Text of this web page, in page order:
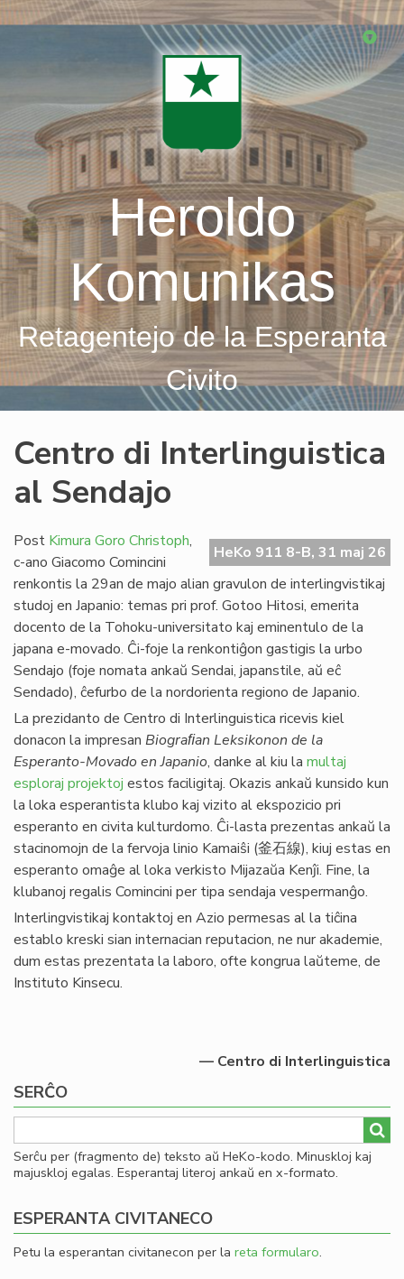
Skip
Heroldo
Komunikas
Retagentejo de la Esperanta
Civito
Centro di Interlinguistica
al Sendajo
HeKo 911 8-B, 31 maj 26
Post Kimura Goro Christoph,
c-ano Giacomo Comincini
renkontis la 29an de majo alian gravulon de interlingvistikaj
studoj en Japanio: temas pri prof. Gotoo Hitosi, emerita
docento de la Tohoku-universitato kaj eminentulo de la
japana e-movado. Ĉi-foje la renkontiĝon gastigis la urbo
Sendajo (foje nomata ankaŭ Sendai, japanstile, aŭ eĉ
Sendado), ĉefurbo de la nordorienta regiono de Japanio.
La prezidanto de Centro di Interlinguistica ricevis kiel
donacon la impresan Biograﬁan Leksikonon de la
Esperanto-Movado en Japanio, danke al kiu la multaj
esploraj projektoj estos faciligitaj. Okazis ankaŭ kunsido kun
la loka esperantista klubo kaj vizito al ekspozicio pri
esperanto en civita kulturdomo. Ĉi-lasta prezentas ankaŭ la
stacinomojn de la fervoja linio Kamaiŝi (釜石線), kiuj estas en
esperanto omaĝe al loka verkisto Mijazaŭa Kenĵi. Fine, la
klubanoj regalis Comincini per tipa sendaja vespermanĝo.
Interlingvistikaj kontaktoj en Azio permesas al la tiĉina
establo kreski sian internacian reputacion, ne nur akademie,
dum estas prezentata la laboro, ofte kongrua laŭteme, de
Instituto Kinsecu.
— Centro di Interlinguistica
SERĈO
Serĉu per (fragmento de) teksto aŭ HeKo-kodo. Minuskloj kaj
majuskloj egalas. Esperantaj literoj ankaŭ en x-formato.
ESPERANTA CIVITANECO
Petu la esperantan civitanecon per la reta formularo.